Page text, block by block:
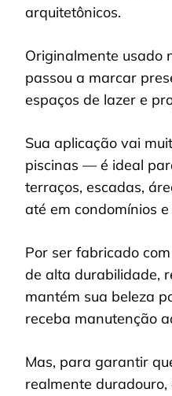
arquitetônicos.
Originalmente usado
passou a marcar
espaços de lazer e
Sua aplicação vai
piscinas — é ideal
terraços, escadas,
até em condomínios
Por ser fabricado
de alta durabilidade,
mantém sua beleza
receba manutenção
Mas, para garantir
realmente